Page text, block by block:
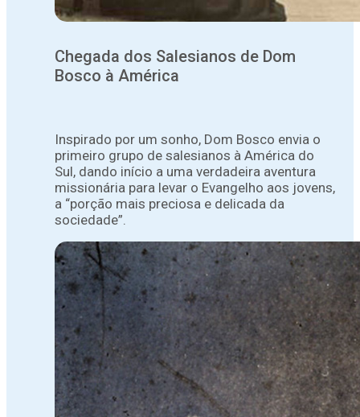
Chegada dos Salesianos de Dom
Bosco à América
Inspirado por um sonho, Dom Bosco envia o
primeiro grupo de salesianos à América do
Sul, dando início a uma verdadeira aventura
missionária para levar o Evangelho aos jovens,
a “porção mais preciosa e delicada da
sociedade”.